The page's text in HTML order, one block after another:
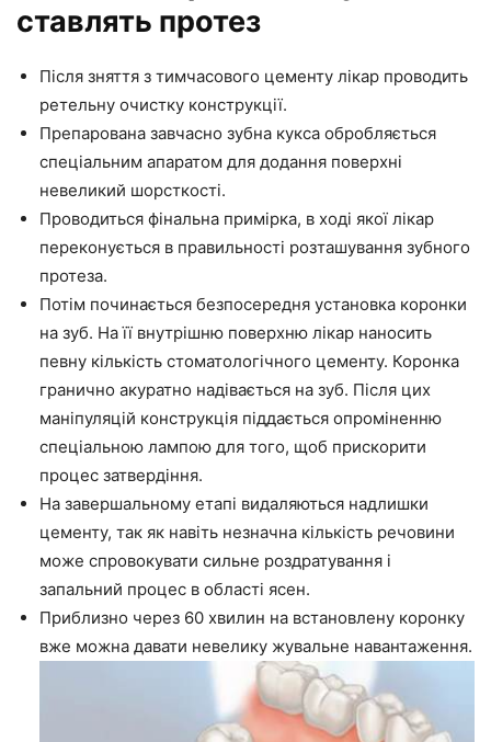
ставлять протез
Після зняття з тимчасового цементу лікар проводить
ретельну очистку конструкції.
Препарована завчасно зубна кукса обробляється
спеціальним апаратом для додання поверхні
невеликий шорсткості.
Проводиться фінальна примірка, в ході якої лікар
переконується в правильності розташування зубного
протеза.
Потім починається безпосередня установка коронки
на зуб. На її внутрішню поверхню лікар наносить
певну кількість стоматологічного цементу. Коронка
гранично акуратно надівається на зуб. Після цих
маніпуляцій конструкція піддається опроміненню
спеціальною лампою для того, щоб прискорити
процес затвердіння.
На завершальному етапі видаляються надлишки
цементу, так як навіть незначна кількість речовини
може спровокувати сильне роздратування і
запальний процес в області ясен.
Приблизно через 60 хвилин на встановлену коронку
вже можна давати невелику жувальне навантаження.